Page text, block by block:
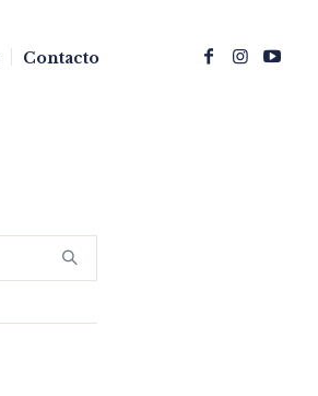
Contacto